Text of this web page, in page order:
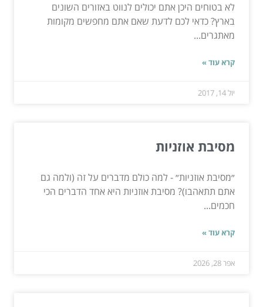
לא בטוחים היכן אתם יכולים לנווט באזורים השונים
בארץ? כדאי לכם לדעת שאם אתם מחפשים מקומות
מאתגרים...
קרא עוד »
יול 14, 2017
מסיבת אוזניות
״מסיבת אוזניות״ - למה כולם מדברים על זה (ולמה גם
אתם תתאהבו)? מסיבת אוזניות היא אחד הדברים הכי
חכמים...
קרא עוד »
אפר 28, 2026